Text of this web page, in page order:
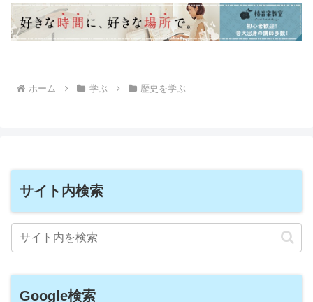
ホーム 学ぶ 歴史を学ぶ
サイト内検索
Google検索